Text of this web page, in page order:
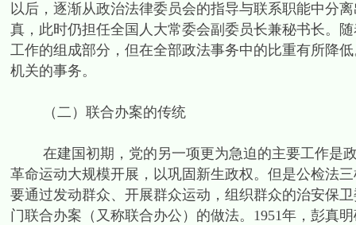
以后，逐渐从政治法律委员会的指导与联系职能中分
真，此时仍担任全国人大常委会副委员长兼秘书长。
工作的组成部分，但在全部政法事务中的比重有所降
机关的事务。
（二）联合办案的传统
在建国初期，党的另一项更为急迫的主要工作是政
革命运动大规模开展，以巩固新生政权。但是公检法
要通过发动群众、开展群众运动，组织群众的治安保
门联合办案（又称联合办公）的做法。1951年，彭真